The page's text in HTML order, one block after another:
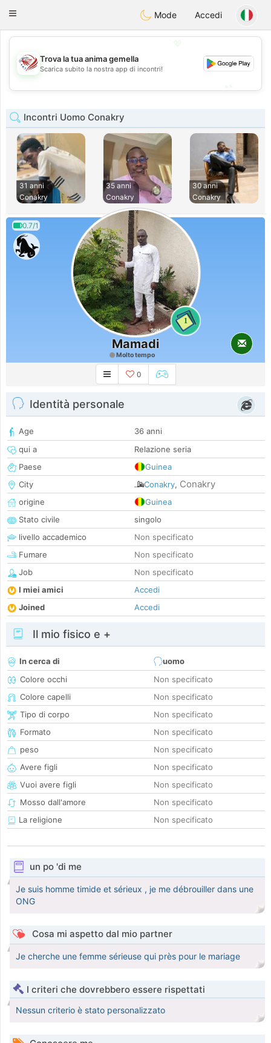
StatesDating
Toggle
Mode Accedi
💖
💕
Trova la tua anima gemella
Scarica subito la nostra app di incontri!
Incontri Uomo Conakry
31 anni
Conakry
35 anni
Conakry
30 anni
Conakry
0.7/1
1
Mamadi
Molto tempo
0
Identità personale
Age
36 anni
qui a
Relazione seria
Paese
Guinea
City
Conakry, Conakry
origine
Guinea
Stato civile
singolo
livello accademico
Non specificato
Fumare
Non specificato
Job
Non specificato
I miei amici
Accedi
Joined
Accedi
Il mio fisico e +
In cerca di
uomo
Colore occhi
Non specificato
Colore capelli
Non specificato
Tipo di corpo
Non specificato
Formato
Non specificato
peso
Non specificato
Avere figli
Non specificato
Vuoi avere figli
Non specificato
Mosso dall'amore
Non specificato
La religione
Non specificato
un po 'di me
Je suis homme timide et sérieux , je me débrouiller dans une
ONG
Cosa mi aspetto dal mio partner
Je cherche une femme sérieuse qui près pour le mariage
I criteri che dovrebbero essere rispettati
Nessun criterio è stato personalizzato